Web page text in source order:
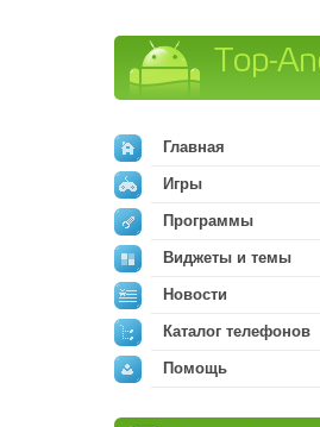
Главная
Игры
Программы
Виджеты и темы
Новости
Каталог телефонов
Помощь